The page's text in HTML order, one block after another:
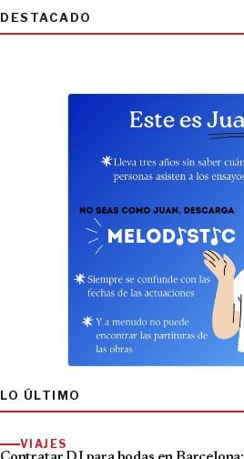
DESTACADO
LO ÚLTIMO
VIAJES